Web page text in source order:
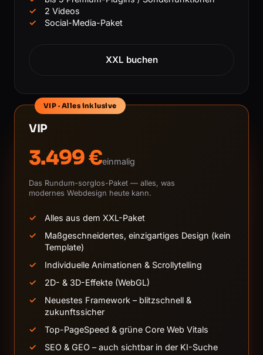
2 Videos
Social-Media-Paket
XXL buchen
VIP · Alles inklusive
VIP
3.499 €einmalig
Das Rundum-sorglos-Paket — alles, was
modernes Webdesign heute kann.
Alles aus dem XXL-Paket
Maßgeschneidertes, einzigartiges Design (kein
Template)
Individuelle Animationen & Scrollytelling
2D- & 3D-Effekte (WebGL)
Neuestes Framework – blitzschnell &
zukunftssicher
Top-PageSpeed & grüne Core Web Vitals
SEO & GEO – auch sichtbar in der KI-Suche